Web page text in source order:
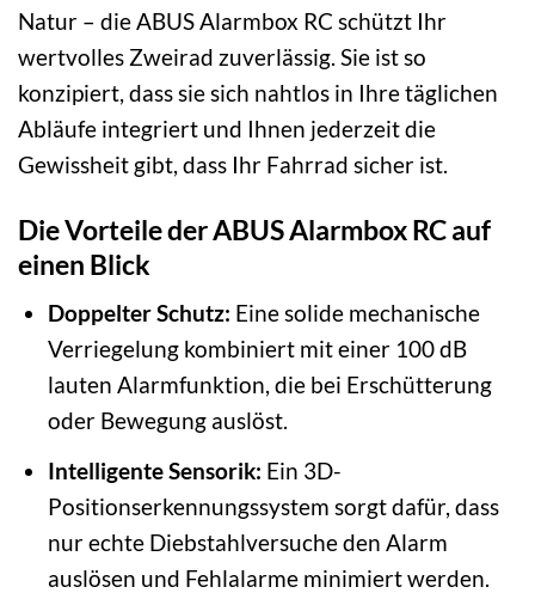
Natur – die ABUS Alarmbox RC schützt Ihr
wertvolles Zweirad zuverlässig. Sie ist so
konzipiert, dass sie sich nahtlos in Ihre täglichen
Abläufe integriert und Ihnen jederzeit die
Gewissheit gibt, dass Ihr Fahrrad sicher ist.
Die Vorteile der ABUS Alarmbox RC auf
einen Blick
Doppelter Schutz: Eine solide mechanische
Verriegelung kombiniert mit einer 100 dB
lauten Alarmfunktion, die bei Erschütterung
oder Bewegung auslöst.
Intelligente Sensorik: Ein 3D-
Positionserkennungssystem sorgt dafür, dass
nur echte Diebstahlversuche den Alarm
auslösen und Fehlalarme minimiert werden.